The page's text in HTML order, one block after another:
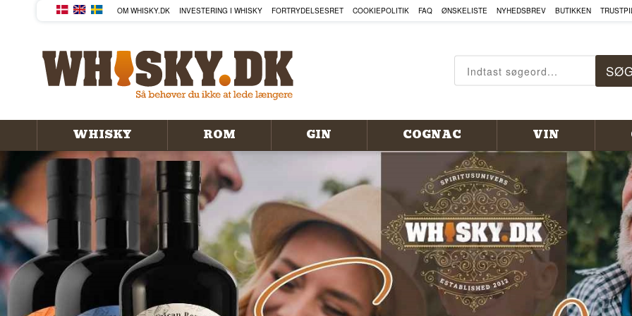
KØB DIN WHISKY, ROM, GIN, COGNAC OG MEGET MERE
OM WHISKY.DK INVESTERING I WHISKY FORTRYDELSESRET COOKIEPOLITIK FAQ ØNSKELISTE NYHEDSBREV BUTIKKEN
WHISKY ROM GIN COGNAC VIN